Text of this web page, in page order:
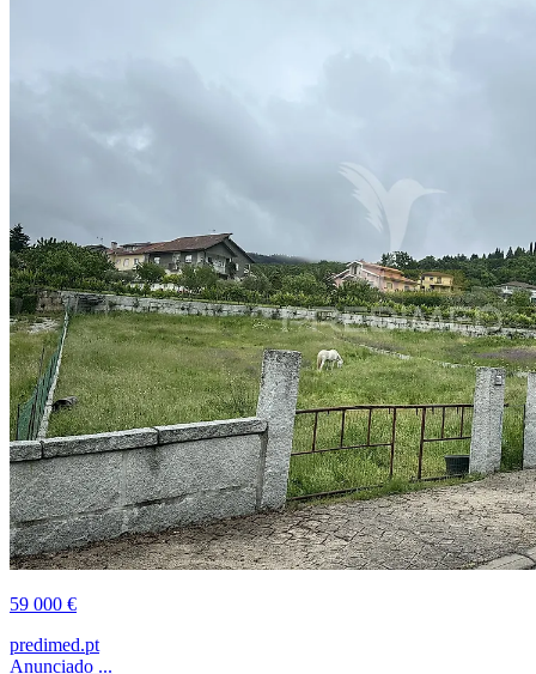
59 000 €
predimed.pt
Anunciado ...